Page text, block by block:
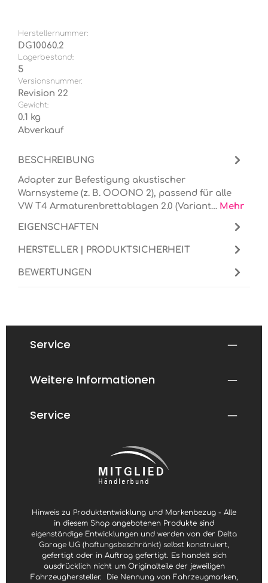
Herstellernummer:
DG10060.2
Lagerbestand:
5
Versionsnummer.
Revision 22
Gewicht:
0.1 kg
Abverkauf
BESCHREIBUNG
Adapter zur Befestigung akustischer
Warnsysteme (z. B. OOONO 2), passend für alle
VW T4 Armaturenbrettablagen 2.0 (Variant… Mehr
EIGENSCHAFTEN
HERSTELLER | PRODUKTSICHERHEIT
BEWERTUNGEN
Service
Weitere Informationen
Service
Hinweis zu Produktentwicklung und Markenbezug - Alle
in diesem Shop angebotenen Produkte sind
eigenständige Entwicklungen und werden von der Delta
Garage UG (haftungsbeschränkt) selbst konstruiert,
gefertigt oder in Auftrag gefertigt. Es handelt sich
ausdrücklich nicht um Originalteile der jeweiligen
Fahrzeughersteller.
Die Nennung von Fahrzeugmarken,